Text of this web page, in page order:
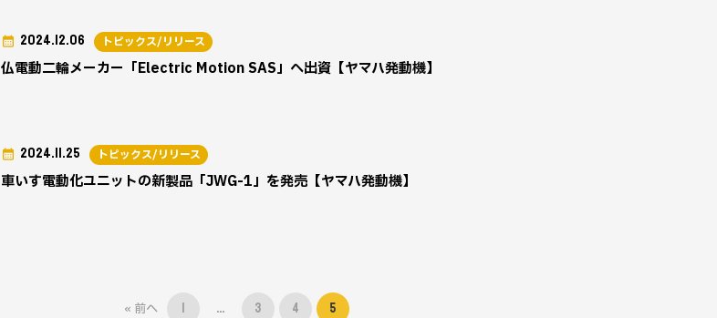
仏電動二輪メーカー「Electric Motion SAS」へ出資【ヤマハ発動機】
2024.12.06 トピックス/リリース
車いす電動化ユニットの新製品「JWG-1」を発売【ヤマハ発動機】
2024.11.25 トピックス/リリース
« 前へ 1 … 3 4 5